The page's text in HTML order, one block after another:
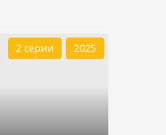
2 серии 2025